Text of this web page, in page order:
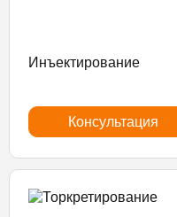
Инъектирование
Консультация